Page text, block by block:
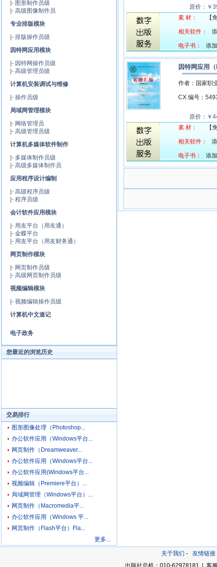
|- 图形制作员级
|- 高级图像制作员
专业排版模块
|- 排版操作员级
因特网应用模块
|- 因特网操作员级
|- 高级管理员级
计算机安装调试与维修
|- 操作员级
局域网管理模块
|- 网络管理员
|- 高级管理员级
计算机多媒体软件制作
|- 多媒体制作员级
|- 高级多媒体制作员
应用程序设计编制
|- 高级程序员级
|- 程序员级
会计软件应用模块
|- 用友平台（用友通）
|- 金蝶平台
|- 用友平台（用友财务通）
网页制作模块
|- 网页制作员级
|- 高级网页制作员级
视频编辑模块
|- 视频编辑操作员级
计算机中文速记
电子政务
您最近的浏览历史
交易排行
图形图像处理（Photoshop...
办公软件应用（Windows平台...
网页制作（Dreamweaver...
办公软件应用（Windows平台...
办公软件应用(Windows平台...
视频编辑（Premiere平台）...
局域网管理（Windows平台）...
网页制作（Macromedia平...
办公软件应用（Windows 平...
网页制作（Flash平台）Fla...
更多...
原价：￥
素 材：
【
相关软件：
电子书： 添
因特网应用
作者：国家职
CX 编号：
原价：￥
素 材：
【
相关软件：
电子书： 添
关于我们 - 友情链接
出版社总机：010-62978181 | 客